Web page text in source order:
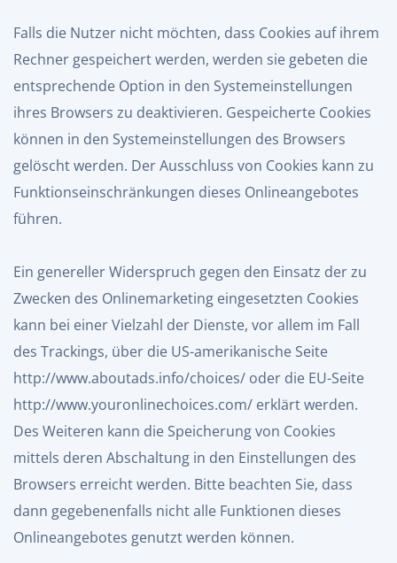
Falls die Nutzer nicht möchten, dass Cookies auf ihrem
Rechner gespeichert werden, werden sie gebeten die
entsprechende Option in den Systemeinstellungen
ihres Browsers zu deaktivieren. Gespeicherte Cookies
können in den Systemeinstellungen des Browsers
gelöscht werden. Der Ausschluss von Cookies kann zu
Funktionseinschränkungen dieses Onlineangebotes
führen.
Ein genereller Widerspruch gegen den Einsatz der zu
Zwecken des Onlinemarketing eingesetzten Cookies
kann bei einer Vielzahl der Dienste, vor allem im Fall
des Trackings, über die US-amerikanische Seite
http://www.aboutads.info/choices/ oder die EU-Seite
http://www.youronlinechoices.com/ erklärt werden.
Des Weiteren kann die Speicherung von Cookies
mittels deren Abschaltung in den Einstellungen des
Browsers erreicht werden. Bitte beachten Sie, dass
dann gegebenenfalls nicht alle Funktionen dieses
Onlineangebotes genutzt werden können.